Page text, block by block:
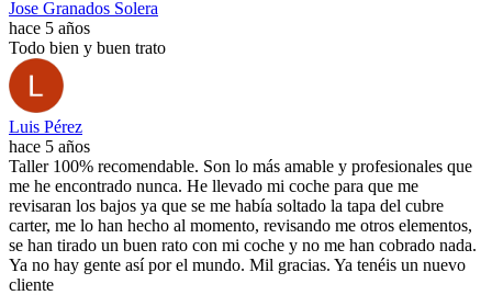
Jose Granados Solera
hace 5 años
Todo bien y buen trato
Luis Pérez
hace 5 años
Taller 100% recomendable. Son lo más amable y profesionales que
me he encontrado nunca. He llevado mi coche para que me
revisaran los bajos ya que se me había soltado la tapa del cubre
carter, me lo han hecho al momento, revisando me otros elementos,
se han tirado un buen rato con mi coche y no me han cobrado nada.
Ya no hay gente así por el mundo. Mil gracias. Ya tenéis un nuevo
cliente